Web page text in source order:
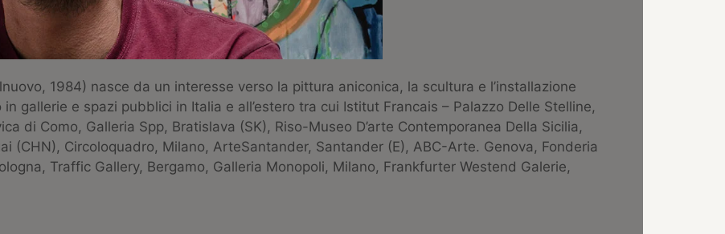
1984) nasce da un interesse verso la pittura aniconica, la scultura e l’installazione
gallerie e spazi pubblici in Italia e all’estero tra cui Istitut Francais – Palazzo Delle Stelline,
di Como, Galleria Spp, Bratislava (SK), Riso-Museo D’arte Contemporanea Della Sicilia,
(CHN), Circoloquadro, Milano, ArteSantander, Santander (E), ABC-Arte. Genova, Fonderia
Traffic Gallery, Bergamo, Galleria Monopoli, Milano, Frankfurter Westend Galerie,